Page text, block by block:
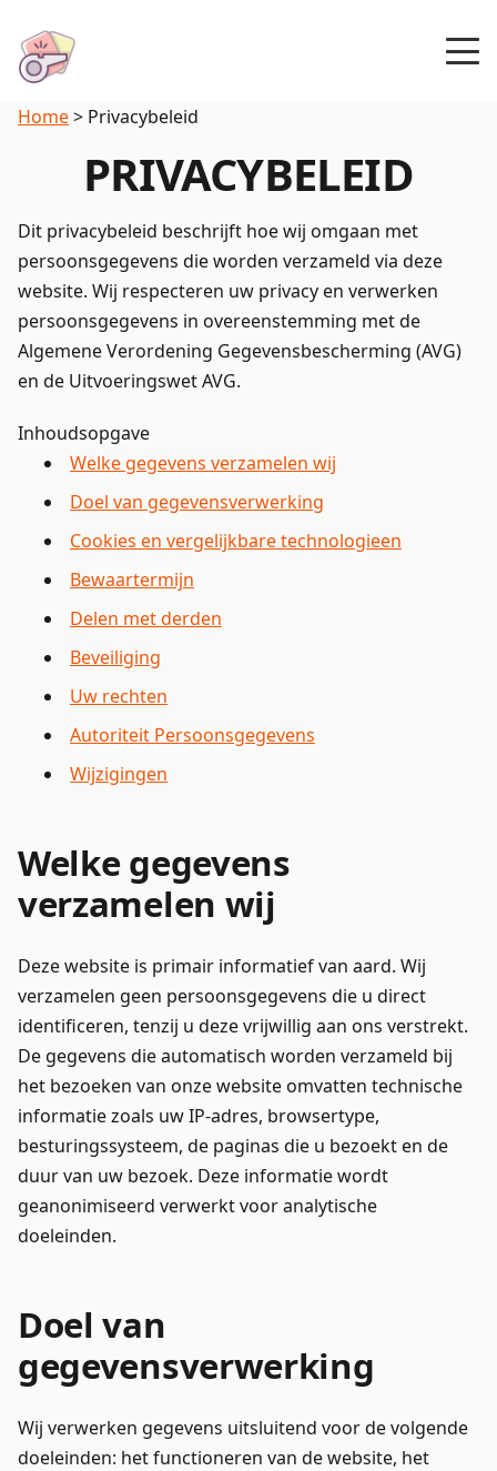
Home> Privacybeleid
PRIVACYBELEID
Dit privacybeleid beschrijft hoe wij omgaan met
persoonsgegevens die worden verzameld via deze
website. Wij respecteren uw privacy en verwerken
persoonsgegevens in overeenstemming met de
Algemene Verordening Gegevensbescherming (AVG)
en de Uitvoeringswet AVG.
Inhoudsopgave
Welke gegevens verzamelen wij
Doel van gegevensverwerking
Cookies en vergelijkbare technologieen
Bewaartermijn
Delen met derden
Beveiliging
Uw rechten
Autoriteit Persoonsgegevens
Wijzigingen
Welke gegevens
verzamelen wij
Deze website is primair informatief van aard. Wij
verzamelen geen persoonsgegevens die u direct
identificeren, tenzij u deze vrijwillig aan ons verstrekt.
De gegevens die automatisch worden verzameld bij
het bezoeken van onze website omvatten technische
informatie zoals uw IP-adres, browsertype,
besturingssysteem, de paginas die u bezoekt en de
duur van uw bezoek. Deze informatie wordt
geanonimiseerd verwerkt voor analytische
doeleinden.
Doel van
gegevensverwerking
Wij verwerken gegevens uitsluitend voor de volgende
doeleinden: het functioneren van de website, het